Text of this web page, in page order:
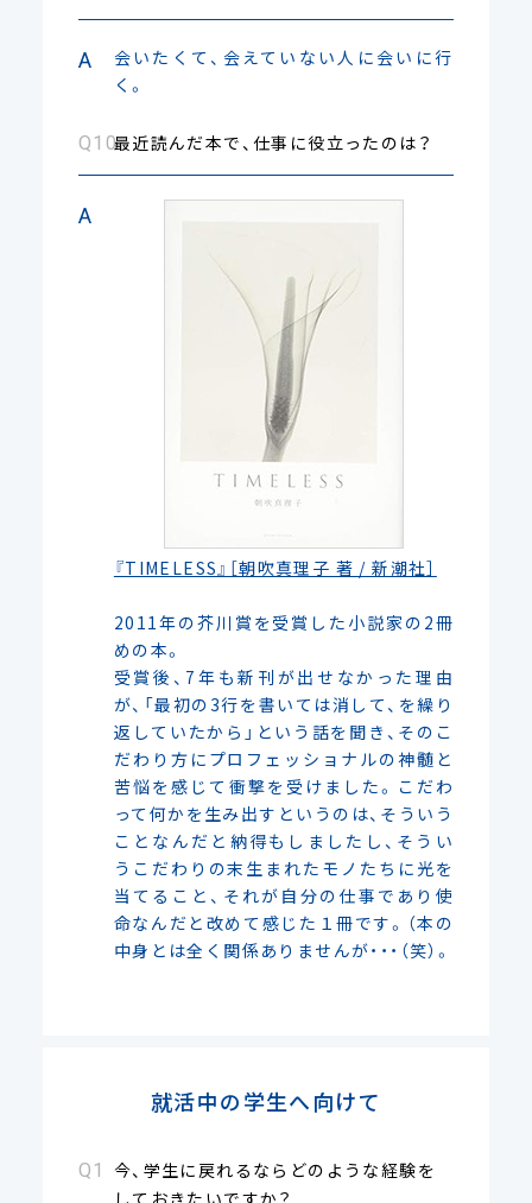
会いたくて、会えていない人に会いに行
く。
最近読んだ本で、仕事に役立ったのは？
『TIMELESS』［朝吹真理子 著 / 新潮社］
2011年の芥川賞を受賞した小説家の2冊
めの本。
受賞後、7年も新刊が出せなかった理由
が、「最初の3行を書いては消して、を繰り
返していたから」という話を聞き、そのこ
だわり方にプロフェッショナルの神髄と
苦悩を感じて衝撃を受けました。こだわ
って何かを生み出すというのは、そういう
ことなんだと納得もしましたし、そうい
うこだわりの末生まれたモノたちに光を
当てること、それが自分の仕事であり使
命なんだと改めて感じた１冊です。（本の
中身とは全く関係ありませんが・・・（笑）。
就活中の学生へ向けて
今、学生に戻れるならどのような経験を
しておきたいですか？